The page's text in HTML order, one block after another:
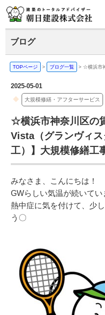
ブログ
TOPページ > ブログ一覧 > ☆横浜市
2025-05-01
大規模修繕・アフターサービス
☆横浜市神奈川区の
Vista（グランヴィ
工）】大規模修繕工
みなさま、こんにちは！
GWらしい気温が続いてい
熱中症に気を付けて、少
う〇